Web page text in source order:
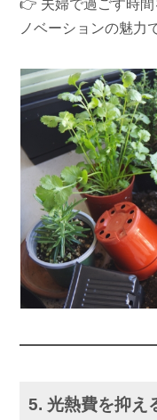
👉 夫婦で過ごす時間
ノベーションの魅力
5. 光熱費を抑え